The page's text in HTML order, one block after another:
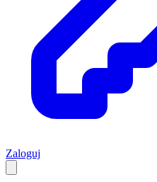
Zaloguj